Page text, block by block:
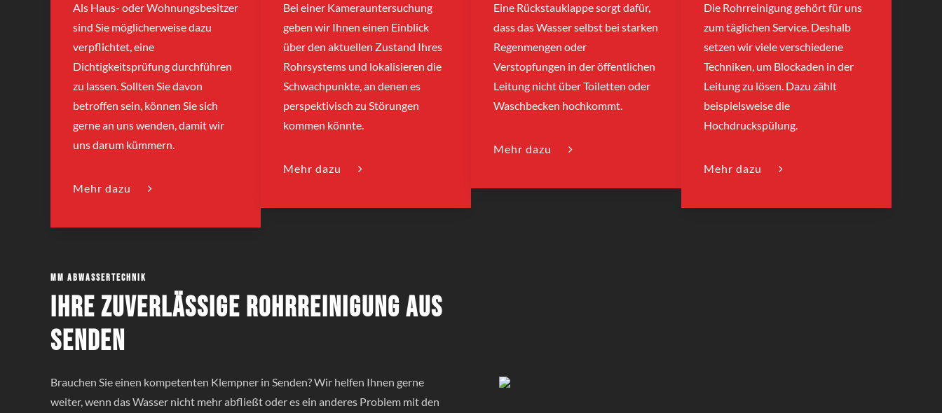
Als Haus- oder Wohnungsbesitzer
sind Sie möglicherweise dazu
verpflichtet, eine
Dichtigkeitsprüfung durchführen
zu lassen. Sollten Sie davon
betroffen sein, können Sie sich
gerne an uns wenden, damit wir
uns darum kümmern.
Mehr dazu
Bei einer Kamerauntersuchung
geben wir Ihnen einen Einblick
über den aktuellen Zustand Ihres
Rohrsystems und lokalisieren die
Schwachpunkte, an denen es
perspektivisch zu Störungen
kommen könnte.
Mehr dazu
Eine Rückstauklappe sorgt dafür,
dass das Wasser selbst bei starken
Regenmengen oder
Verstopfungen in der öffentlichen
Leitung nicht über Toiletten oder
Waschbecken hochkommt.
Mehr dazu
Die Rohrreinigung gehört für uns
zum täglichen Service. Deshalb
setzen wir viele verschiedene
Techniken, um Blockaden in der
Leitung zu lösen. Dazu zählt
beispielsweise die
Hochdruckspülung.
Mehr dazu
MM Abwassertechnik
Ihre zuverlässige Rohrreinigung aus
Senden
Brauchen Sie einen kompetenten Klempner in Senden? Wir helfen Ihnen gerne
weiter, wenn das Wasser nicht mehr abfließt oder es ein anderes Problem mit den